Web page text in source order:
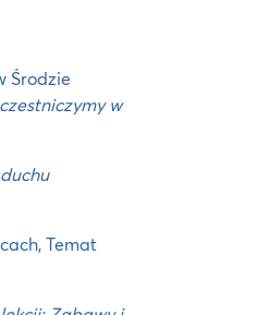
Środzie
w
Temat